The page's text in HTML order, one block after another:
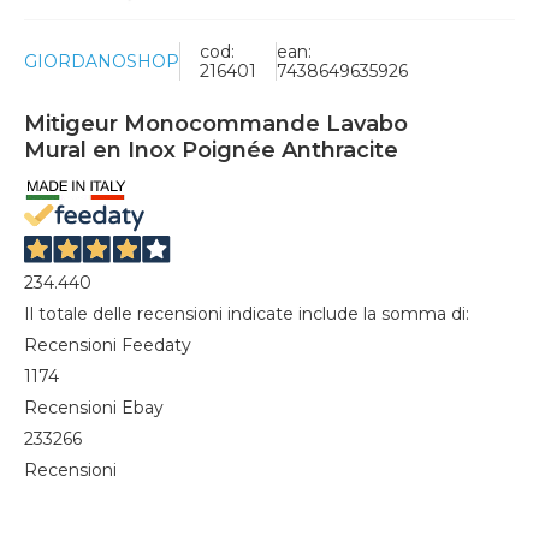
GIORDANOSHOP
cod:
216401
ean:
7438649635926
Mitigeur Monocommande Lavabo
Mural en Inox Poignée Anthracite
234.440
Il totale delle recensioni indicate include la somma di:
Recensioni Feedaty
1174
Recensioni Ebay
233266
Recensioni